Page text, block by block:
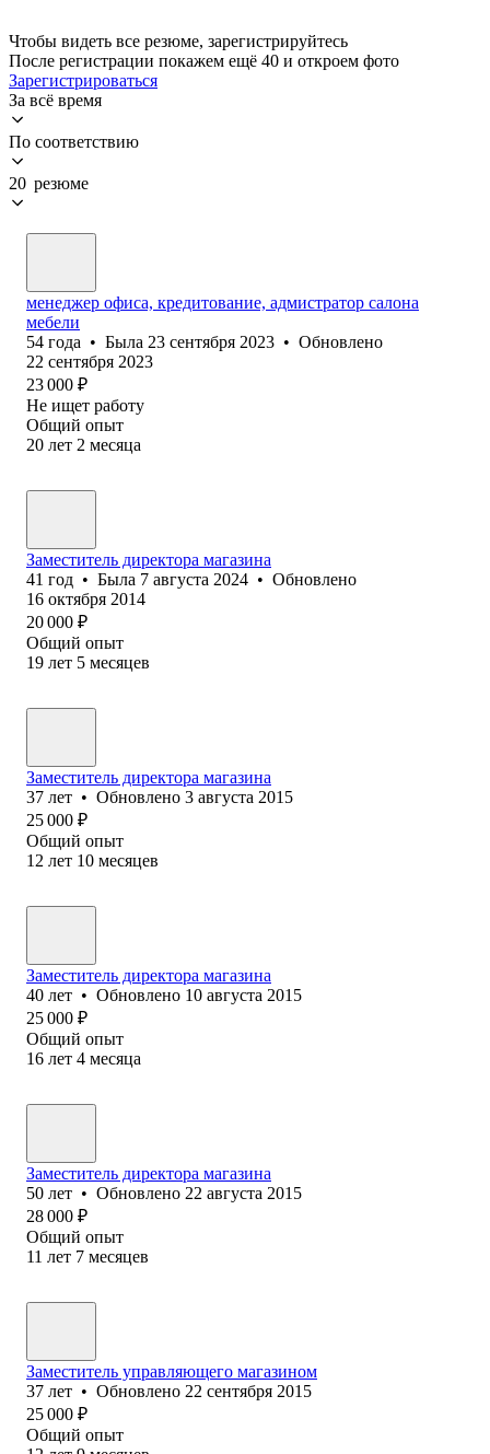
Чтобы видеть все резюме, зарегистрируйтесь
После регистрации покажем ещё 40 и откроем фото
Зарегистрироваться
За всё время
По соответствию
20 резюме
менеджер офиса, кредитование, aдмистрaтор сaлонa
мeбeли
54 года • Была 23 сентября 2023 • Обновлено
22 сентября 2023
23 000 ₽
Не ищет работу
Общий опыт
20 лет 2 месяца
Заместитель директора магазина
41 год • Была 7 августа 2024 • Обновлено
16 октября 2014
20 000 ₽
Общий опыт
19 лет 5 месяцев
Заместитель директора магазина
37 лет • Обновлено 3 августа 2015
25 000 ₽
Общий опыт
12 лет 10 месяцев
Заместитель директора магазина
40 лет • Обновлено 10 августа 2015
25 000 ₽
Общий опыт
16 лет 4 месяца
Заместитель директора магазина
50 лет • Обновлено 22 августа 2015
28 000 ₽
Общий опыт
11 лет 7 месяцев
Заместитель управляющего магазином
37 лет • Обновлено 22 сентября 2015
25 000 ₽
Общий опыт